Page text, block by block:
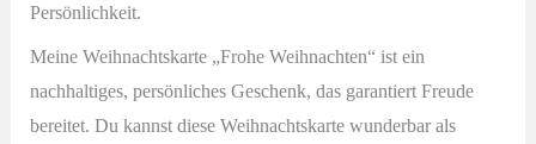
Persönlichkeit.
Meine Weihnachtskarte „Frohe Weihnachten“ ist ein
nachhaltiges, persönliches Geschenk, das garantiert Freude
bereitet. Du kannst diese Weihnachtskarte wunderbar als